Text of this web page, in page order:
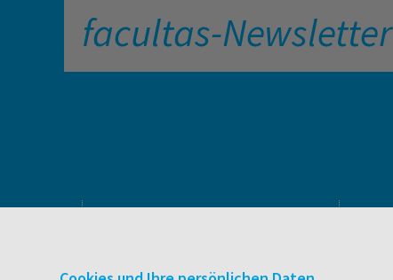
facultas-Newsletter